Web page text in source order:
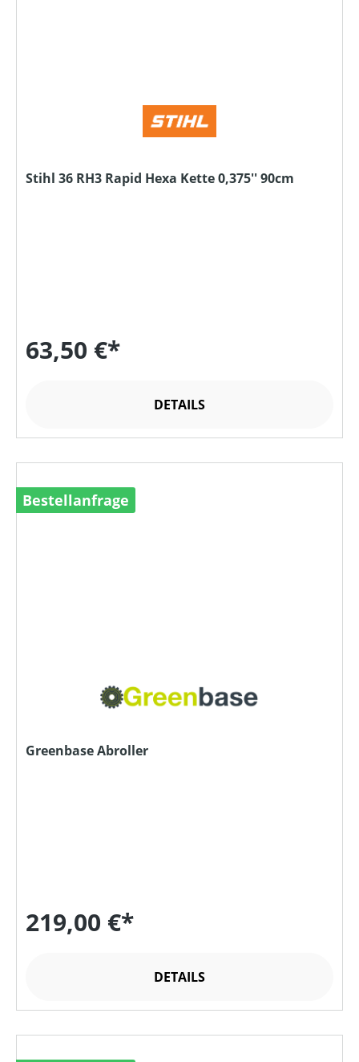
Stihl 36 RH3 Rapid Hexa Kette 0,375'' 90cm
63,50 €*
DETAILS
Bestellanfrage
Greenbase Abroller
219,00 €*
DETAILS